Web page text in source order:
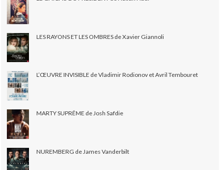
LES RAYONS ET LES OMBRES de Xavier Giannoli
L’ŒUVRE INVISIBLE de Vladimir Rodionov et Avril Tembouret
MARTY SUPRÊME de Josh Safdie
NUREMBERG de James Vanderbilt